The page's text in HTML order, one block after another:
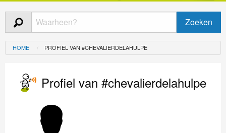
HOME PROFIEL VAN #CHEVALIERDELAHULPE
Profiel van #chevalierdelahulpe